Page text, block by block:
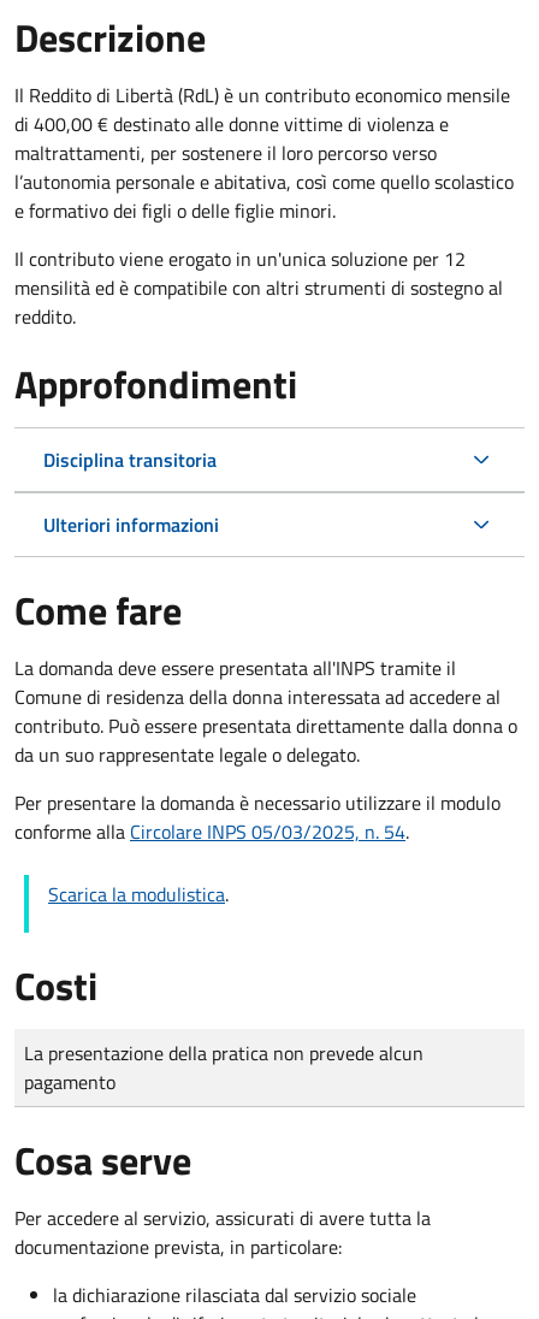
Descrizione
Il Reddito di Libertà (RdL) è un contributo economico mensile
di 400,00 € destinato alle donne vittime di violenza e
maltrattamenti, per sostenere il loro percorso verso
l’autonomia personale e abitativa, così come quello scolastico
e formativo dei figli o delle figlie minori.
Il contributo viene erogato in un'unica soluzione per 12
mensilità ed è compatibile con altri strumenti di sostegno al
reddito.
Approfondimenti
Disciplina transitoria
Ulteriori informazioni
Come fare
La domanda deve essere presentata all'INPS tramite il
Comune di residenza della donna interessata ad accedere al
contributo. Può essere presentata direttamente dalla donna o
da un suo rappresentate legale o delegato.
Per presentare la domanda è necessario utilizzare il modulo
conforme alla Circolare INPS 05/03/2025, n. 54.
Scarica la modulistica.
Costi
Tipo di pagamento
Importo
La presentazione della pratica non prevede alcun
pagamento
Cosa serve
Per accedere al servizio, assicurati di avere tutta la
documentazione prevista, in particolare:
la dichiarazione rilasciata dal servizio sociale